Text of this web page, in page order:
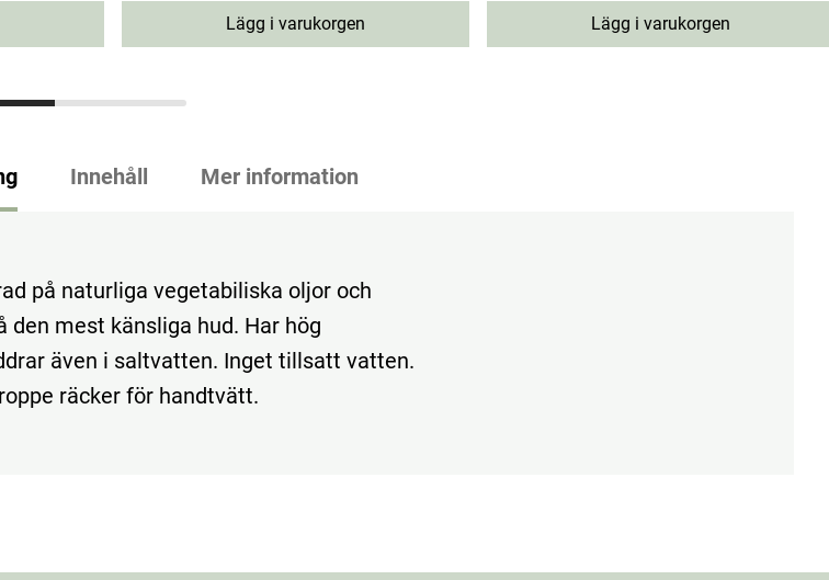
Lägg i varukorgen Lägg i varukorgen
Innehåll Mer information
på naturliga vegetabiliska oljor och
den mest känsliga hud. Har hög
även i saltvatten. Inget tillsatt vatten.
räcker för handtvätt.